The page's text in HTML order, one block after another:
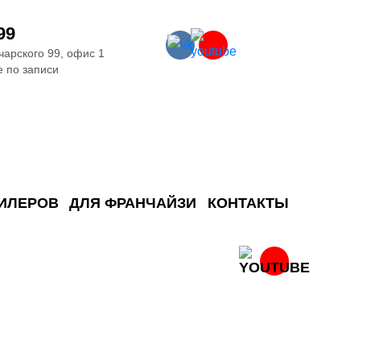
99, офис 1
по записи
ДЛЯ ФРАНЧАЙЗИ КОНТАКТЫ